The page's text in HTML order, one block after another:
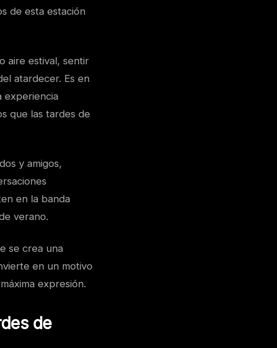
de esta estación
aire estival, sentir
atardecer. Es en
experiencia
que las tardes de
y amigos,
en la banda
verano.
se crea una
en un motivo
expresión.
de